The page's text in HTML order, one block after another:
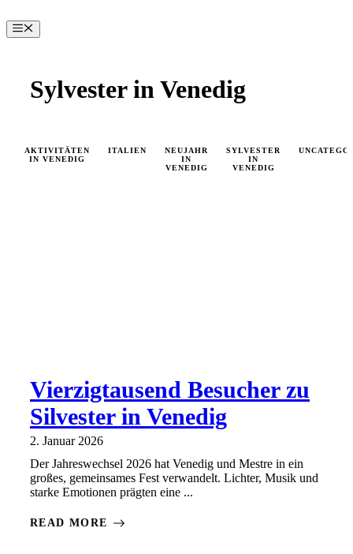
Inhalt
springen
Menü
Sylvester in Venedig
AKTIVITÄTEN
IN VENEDIG
ITALIEN
NEUJAHR
IN
VENEDIG
SYLVESTER
IN
VENEDIG
Vierzigtausend Besucher zu
Silvester in Venedig
2. Januar 2026
Der Jahreswechsel 2026 hat Venedig und Mestre in ein
großes, gemeinsames Fest verwandelt. Lichter, Musik und
starke Emotionen prägten eine ...
READ MORE